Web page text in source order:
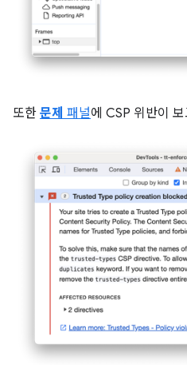
또한 문제 패널에 CSP 위반이